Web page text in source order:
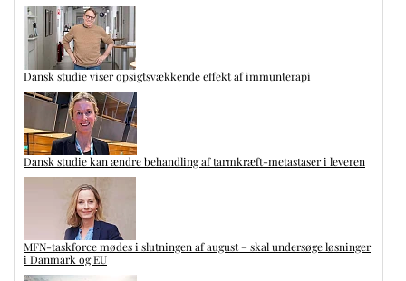
Dansk studie viser opsigtsvækkende effekt af immunterapi
Dansk studie kan ændre behandling af tarmkræft-metastaser i leveren
MFN-taskforce mødes i slutningen af august – skal undersøge løsninger
i Danmark og EU